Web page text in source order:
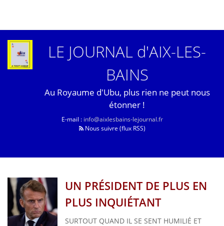
LE JOURNAL d'AIX-LES-
BAINS
Au Royaume d'Ubu, plus rien ne peut nous
étonner !
E-mail : info@aixlesbains-lejournal.fr
Nous suivre (flux RSS)
UN PRÉSIDENT DE PLUS EN
PLUS INQUIÉTANT
SURTOUT QUAND IL SE SENT HUMILIÉ ET